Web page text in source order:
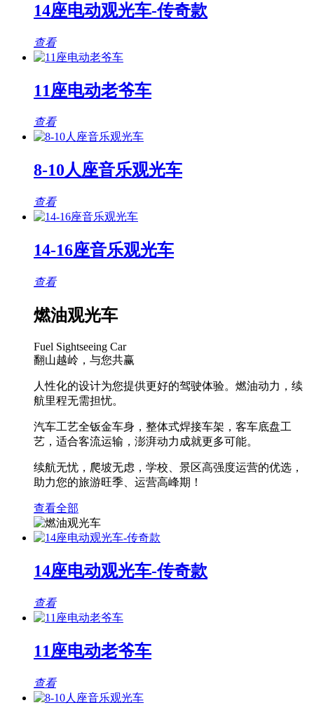
14座电动观光车-传奇款
查看
11座电动老爷车
查看
8-10人座音乐观光车
查看
14-16座音乐观光车
查看
燃油观光车
Fuel Sightseeing Car
翻山越岭，与您共赢
人性化的设计为您提供更好的驾驶体验。燃油动力，续
航里程无需担忧。
汽车工艺全钣金车身，整体式焊接车架，客车底盘工
艺，适合客流运输，澎湃动力成就更多可能。
续航无忧，爬坡无虑，学校、景区高强度运营的优选，
助力您的旅游旺季、运营高峰期！
查看全部
14座电动观光车-传奇款
查看
11座电动老爷车
查看